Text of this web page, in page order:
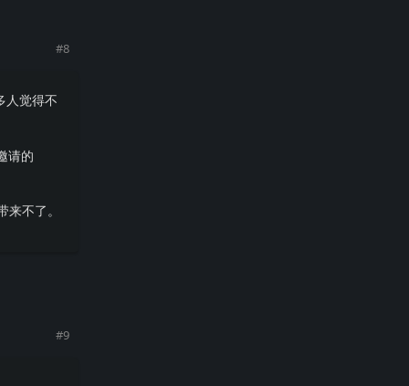
#8
人觉得不
请的
不了。
#9